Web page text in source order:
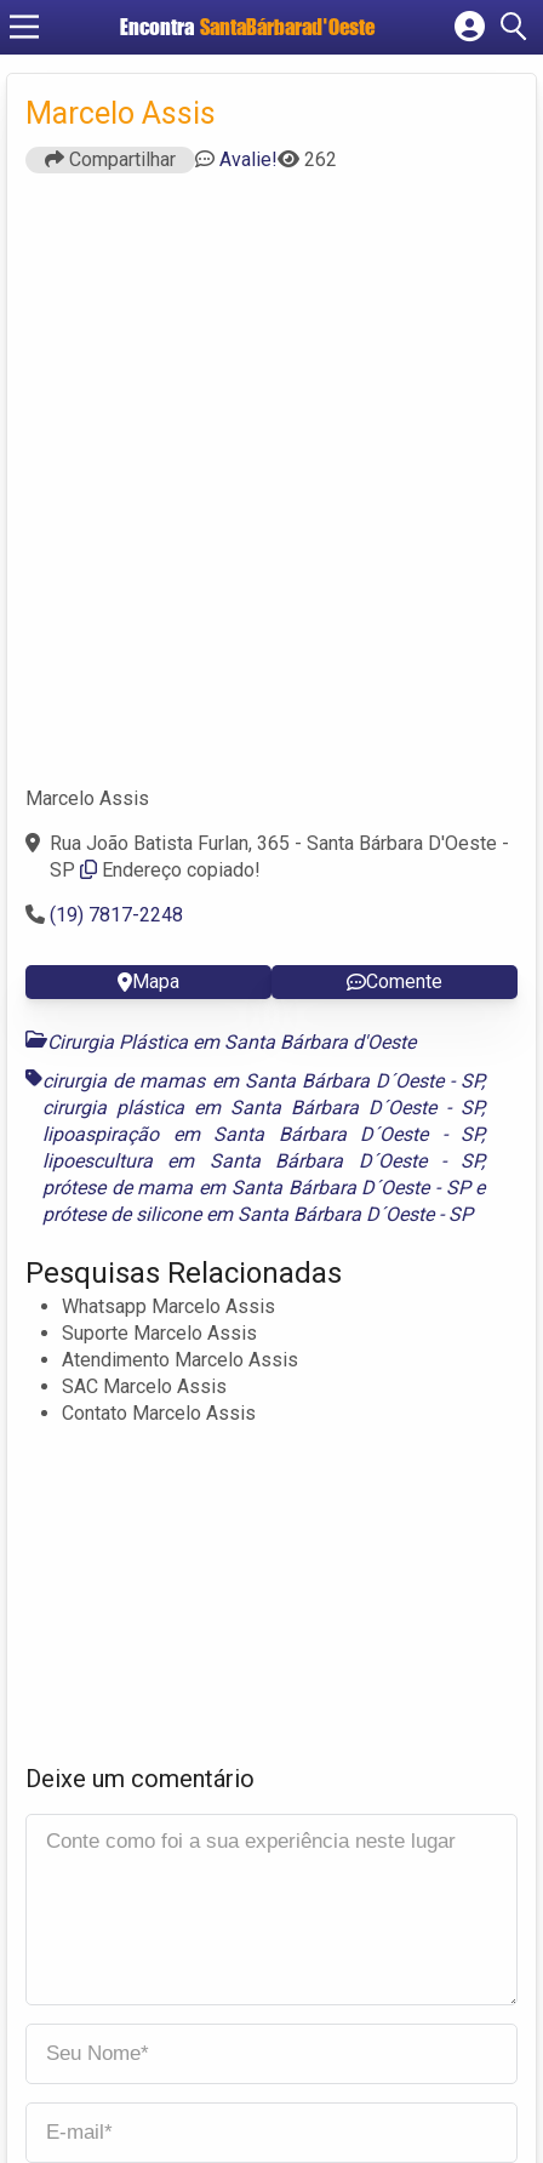
Encontra SantaBárbarad'Oeste
Cadastrar empresa
Marcelo Assis
Compartilhar Avalie! 262
Marcelo Assis
Rua João Batista Furlan, 365 - Santa Bárbara D'Oeste -
SP
Endereço copiado!
(19) 7817-2248
Mapa Comente
Cirurgia Plástica em Santa Bárbara d'Oeste
cirurgia de mamas em Santa Bárbara D´Oeste - SP,
cirurgia plástica em Santa Bárbara D´Oeste - SP,
lipoaspiração em Santa Bárbara D´Oeste - SP,
lipoescultura em Santa Bárbara D´Oeste - SP,
prótese de mama em Santa Bárbara D´Oeste - SPe
prótese de silicone em Santa Bárbara D´Oeste - SP
Pesquisas Relacionadas
Whatsapp Marcelo Assis
Suporte Marcelo Assis
Atendimento Marcelo Assis
SAC Marcelo Assis
Contato Marcelo Assis
Deixe um comentário